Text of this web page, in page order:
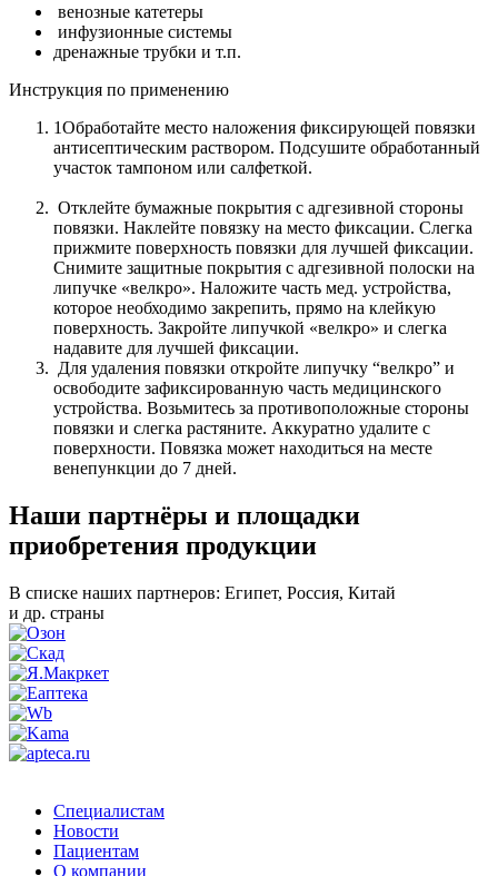
венозные катетеры
инфузионные системы
дренажные трубки и т.п.
Инструкция по применению
1Обработайте место наложения фиксирующей повязки
антисептическим раствором. Подсушите обработанный
участок тампоном или салфеткой.
Отклейте бумажные покрытия с адгезивной стороны
повязки. Наклейте повязку на место фиксации. Слегка
прижмите поверхность повязки для лучшей фиксации.
Снимите защитные покрытия с адгезивной полоски на
липучке «велкро». Наложите часть мед. устройства,
которое необходимо закрепить, прямо на клейкую
поверхность. Закройте липучкой «велкро» и слегка
надавите для лучшей фиксации.
Для удаления повязки откройте липучку “велкро” и
освободите зафиксированную часть медицинского
устройства. Возьмитесь за противоположные стороны
повязки и слегка растяните. Аккуратно удалите с
поверхности. Повязка может находиться на месте
венепункции до 7 дней.
Наши партнёры и площадки
приобретения продукции
В списке наших партнеров: Египет, Россия, Китай
и др. страны
Специалистам
Новости
Пациентам
О компании